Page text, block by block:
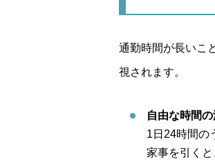
通勤時間が長いこ
視されます。
自由な時間
1日24時間の
家事を引くと